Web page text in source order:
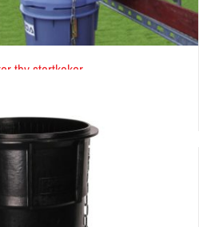
tbv stortkoker